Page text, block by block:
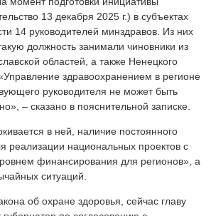
13 декабря 2025 г.) в субъектах
14 руководителей минздравов. Из них
должность занимали чиновники из
областей, а также Ненецкого
здравоохранением в регионе
руководителя не может быть
– сказано в пояснительной записке.
в ней, наличие постоянного
реализации национальных проектов с
финансирования для регионов», а
ситуаций.
об охране здоровья, сейчас главу